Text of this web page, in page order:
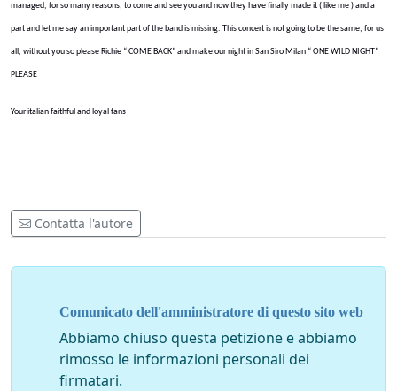
managed, for so many reasons, to come and see you and now they have finally made it ( like me ) and a
part and let me say an important part of the band is missing. This concert is not going to be the same, for us
all, without you so please Richie “ COME BACK” and make our night in San Siro Milan “ ONE WILD NIGHT”
PLEASE
Your italian faithful and loyal fans
Contatta l'autore
Comunicato dell'amministratore di questo sito web
Abbiamo chiuso questa petizione e abbiamo
rimosso le informazioni personali dei
firmatari.